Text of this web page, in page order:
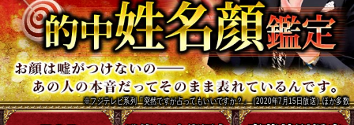
※フジテレビ系列「突然ですが占ってもいいですか？」（2020年7月15日放送）ほか多数
すでに出会ってる!?【30・
40代からの最短婚】相手の
特徴/接点/時期